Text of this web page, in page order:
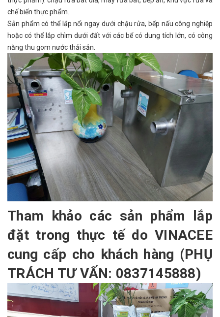
chế biến thực phẩm.
Sản phẩm có thể lắp nổi ngay dưới chậu rửa, bếp nấu công nghiệp
hoặc có thể lắp chìm dưới đất với các bể có dung tích lớn, có công
năng thu gom nước thải sản.
Tham khảo các sản phẩm lắp
đặt trong thực tế do VINACEE
cung cấp cho khách hàng (PHỤ
TRÁCH TƯ VẤN: 0837145888)